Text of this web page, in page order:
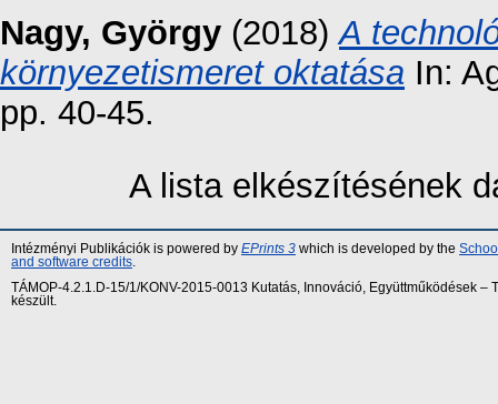
Nagy, György (2018)A
környezetismeret oktatása In:
pp. 40-45.
A lista elkészítésének
Intézményi Publikációk is powered by EPrints 3 which is developed by the
and software credits
TÁMOP-4.2.1.D-15/1/KONV-2015-0013 Kutatás, Innováció, Együttműködések
készült.